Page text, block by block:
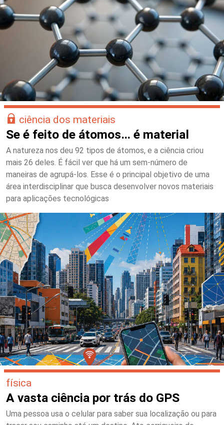
ciência dos materiais
Se é feito de átomos… é material
A natureza nos deu 92 tipos de átomos, e a ciência criou
mais 26 deles. É fácil ver que há um sem-número de
maneiras de agrupá-los. Esse é o principal objetivo de uma
área interdisciplinar que busca desenvolver novos materiais
para aplicações tecnológicas
física
A vasta ciência por trás do GPS
Uma pessoa usa o celular para saber sua localização ou para